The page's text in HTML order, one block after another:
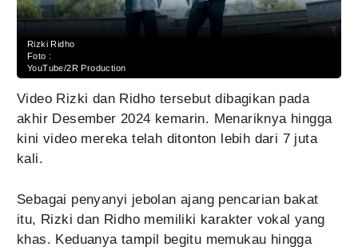
Rizki Ridho
Foto :
YouTube/2R Production
Video Rizki dan Ridho tersebut dibagikan pada
akhir Desember 2024 kemarin. Menariknya hingga
kini video mereka telah ditonton lebih dari 7 juta
kali.
Sebagai penyanyi jebolan ajang pencarian bakat
itu, Rizki dan Ridho memiliki karakter vokal yang
khas. Keduanya tampil begitu memukau hingga